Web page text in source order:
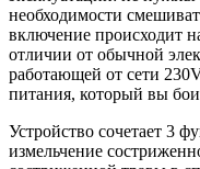
необходимости
включение происходит
отличии от обычной
работающей от сети
питания, который вы
Устройство сочетает 3
измельчение